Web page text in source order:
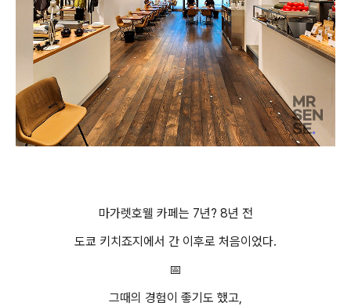
마가렛호웰 카페는 7년? 8년 전
도쿄 키치죠지에서 간 이후로 처음이었다.
📅
그때의 경험이 좋기도 했고,